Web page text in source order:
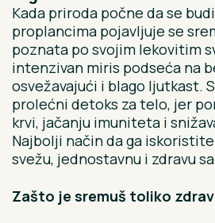
Kada priroda počne da se
proplancima pojavljuje se
poznata po svojim lekovitim
intenzivan miris podseća na
osvežavajući i blago ljutkast.
prolećni detoks za telo, jer
krvi, jačanju imuniteta i
Najbolji način da ga
svežu, jednostavnu i zdravu
Zašto je sremuš toliko